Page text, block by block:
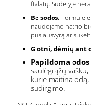
ftalatų. Sudėtyje
Be sodos.
naudojamo natrio
pusiausvyrą ar
Glotni, dėmių ant
Papildoma
saulėgrąžų
kurie maitina
sudirgimo.